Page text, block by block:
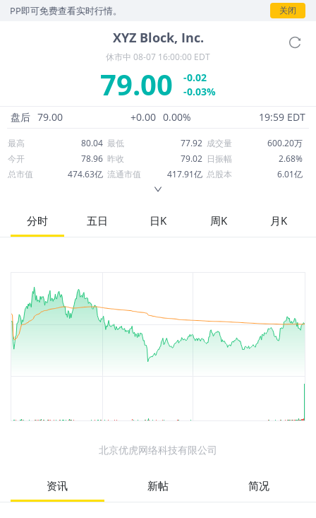
免费查看实时行情。 关闭
XYZ Block, Inc.
休市中 08-07 16:00:00 EDT
79.00
-0.02
-0.03%
盘后 79.00 +0.00 0.00% 19:59 EDT
最高 80.04 最低 77.92 成交量
600.20万
今开
78.96 昨收 79.02 日振幅
2.68%
总市值
474.63亿 流通市值 417.91亿 总股本
6.01亿
52周最高
86.75 市盈率
141.07
股息
分时 五日 日K 周K 月K
北京优虎网络科技有限公司
资讯 新帖 简况